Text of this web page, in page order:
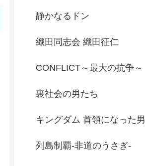
静かなるドン
織田同志会 織田征仁
CONFLICT～最大の抗争～
裏社会の男たち
キングダム 首領になった男
列島制覇-非道のうさぎ-